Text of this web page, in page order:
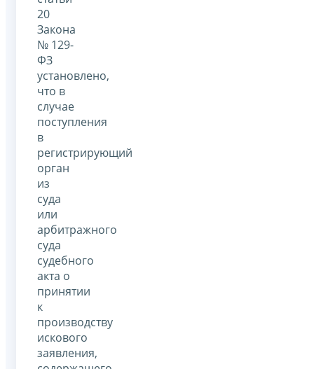
20
Закона
№ 129-
ФЗ
установлено,
что в
случае
поступления
в
регистрирующий
орган
из
суда
или
арбитражного
суда
судебного
акта о
принятии
к
производству
искового
заявления,